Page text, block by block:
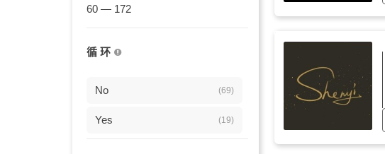
钢琴
游戏 (13)
万圣节 (12)
60 — 172
循 环
No (69)
Yes (19)